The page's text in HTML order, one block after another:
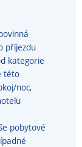
příjezdu
kategorie
této
noc,
pobytové